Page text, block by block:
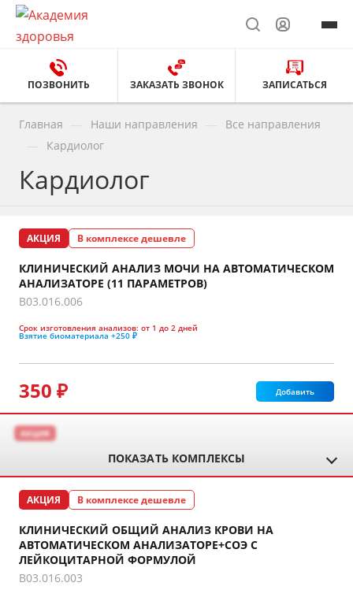
ПОЗВОНИТЬ ЗАКАЗАТЬ ЗВОНОК ЗАПИСАТЬСЯ
Главная Наши направления Все направления
Кардиолог
Кардиолог
АКЦИЯ В комплексе дешевле
КЛИНИЧЕСКИЙ АНАЛИЗ МОЧИ НА АВТОМАТИЧЕСКОМ
АНАЛИЗАТОРЕ (11 ПАРАМЕТРОВ)
B03.016.006
Срок изготовления анализов: от 1 до 2 дней
Взятие биоматериала +250 ₽
350 ₽ Добавить
АКЦИЯ
ПОКАЗАТЬ КОМПЛЕКСЫ
АКЦИЯ В комплексе дешевле
КЛИНИЧЕСКИЙ ОБЩИЙ АНАЛИЗ КРОВИ НА
АВТОМАТИЧЕСКОМ АНАЛИЗАТОРЕ+СОЭ С
ЛЕЙКОЦИТАРНОЙ ФОРМУЛОЙ
B03.016.003